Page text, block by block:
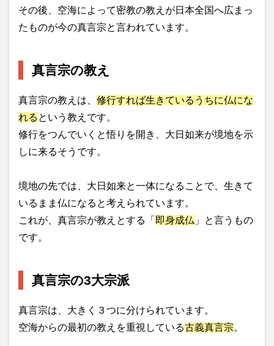
その後、空海によって密教の教えが日本全国へ広まっ
たものが今の真言宗と言われています。
真言宗の教え
真言宗の教えは、 修行すれば生きているうちに仏にな
れる という教えです。
修行をつんでいくと悟りを開き、大日如来が境地を示
しに来るそうです。
境地の先では、大日如来と一体になることで、生きて
いるまま仏になると考えられています。
これが、真言宗が教えとする「 即身成仏 」と言うもの
です。
真言宗の3大宗派
真言宗は、大きく３つに分けられています。
空海からの最初の教えを重視している古義真言宗。